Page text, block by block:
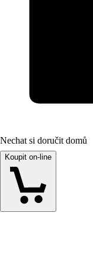
Nechat si doručit domů
Koupit on-line